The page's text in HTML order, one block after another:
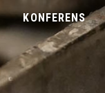
KONFERENS